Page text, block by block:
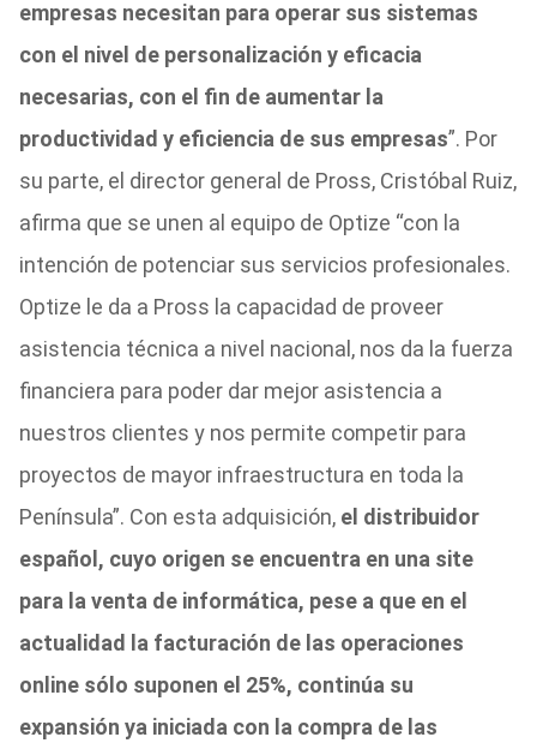
empresas necesitan para operar sus sistemas
con el nivel de personalización y eficacia
necesarias, con el fin de aumentar la
productividad y eficiencia de sus empresas”. Por
su parte, el director general de Pross, Cristóbal Ruiz,
afirma que se unen al equipo de Optize “con la
intención de potenciar sus servicios profesionales.
Optize le da a Pross la capacidad de proveer
asistencia técnica a nivel nacional, nos da la fuerza
financiera para poder dar mejor asistencia a
nuestros clientes y nos permite competir para
proyectos de mayor infraestructura en toda la
Península”. Con esta adquisición, el distribuidor
español, cuyo origen se encuentra en una site
para la venta de informática, pese a que en el
actualidad la facturación de las operaciones
online sólo suponen el 25%, continúa su
expansión ya iniciada con la compra de las